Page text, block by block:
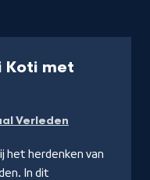
Koti met
Verleden
het herdenken van
In dit